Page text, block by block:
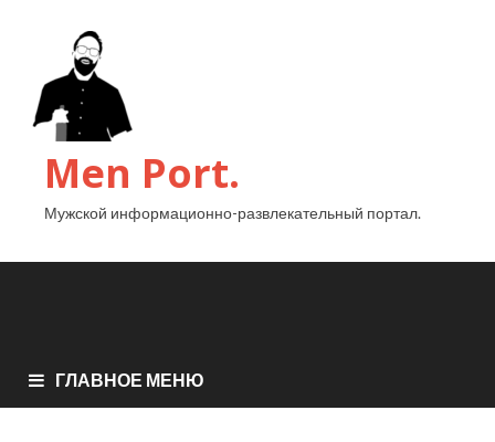
Men Port.
Мужской информационно-развлекательный портал.
ГЛАВНОЕ МЕНЮ